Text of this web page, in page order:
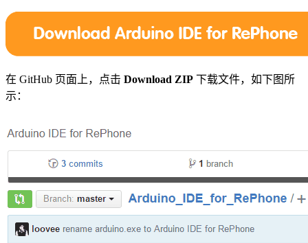
在 GitHub 页面上，点击 Download ZIP 下载文件，如下图所
示：